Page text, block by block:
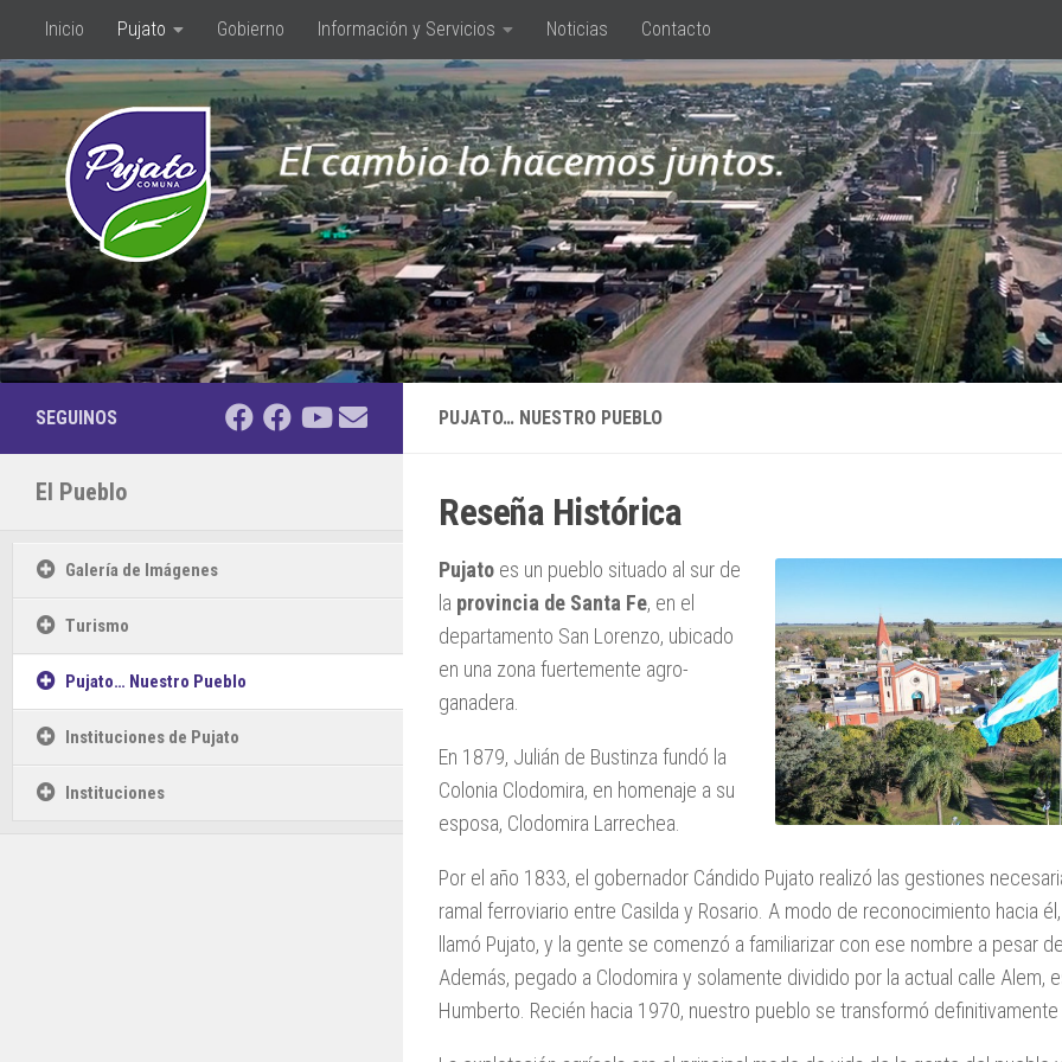
Saltar al contenido
Inicio Pujato Gobierno Información y Servicios Noticias Contacto
PUJATO… NUESTRO PUEBLO
Reseña Histórica
Pujato es un pueblo situado al sur de
la provincia de Santa Fe, en el
departamento San Lorenzo, ubicado
en una zona fuertemente agro-
ganadera.
En 1879, Julián de Bustinza fundó la
Colonia Clodomira, en homenaje a su
esposa, Clodomira Larrechea.
Por el año 1833, el gobernador Cándido Pujato realizó las gestiones
ramal ferroviario entre Casilda y Rosario. A modo de reconocimiento hacia
llamó Pujato, y la gente se comenzó a familiarizar con ese nombre a pesar
Además, pegado a Clodomira y solamente dividido por la actual calle Alem,
Humberto. Recién hacia 1970, nuestro pueblo se transformó definitivamente
SEGUINOS
El Pueblo
Galería de Imágenes
Turismo
Pujato… Nuestro Pueblo
Instituciones de Pujato
Instituciones